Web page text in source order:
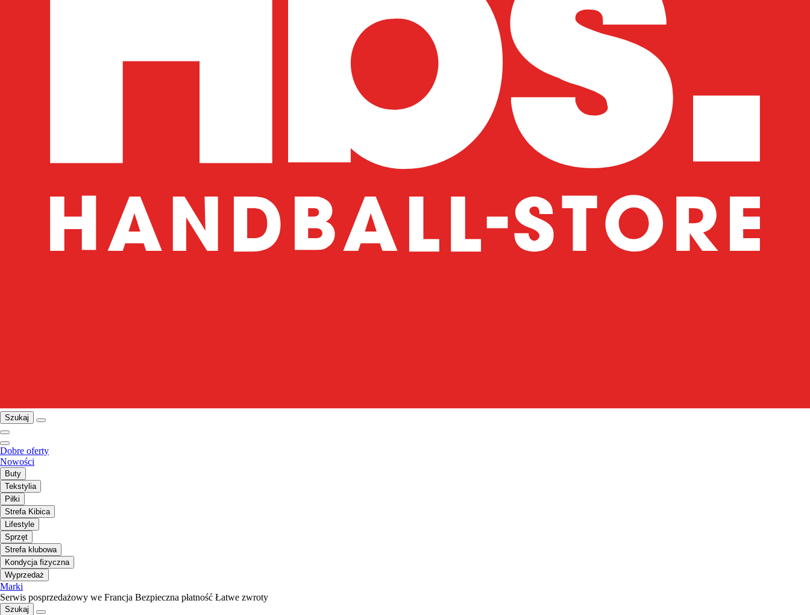
Szukaj
Dobre oferty
Nowości
Buty
Tekstylia
Piłki
Strefa Kibica
Lifestyle
Sprzęt
Strefa klubowa
Kondycja fizyczna
Wyprzedaż
Marki
Serwis posprzedażowy we Francja Bezpieczna płatność Łatwe zwroty
Szukaj